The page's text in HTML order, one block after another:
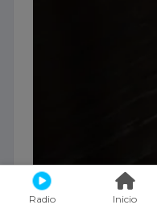
Radio Inicio